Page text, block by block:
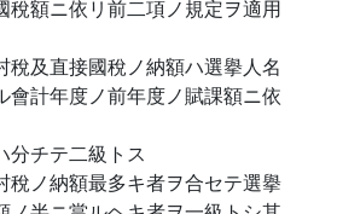
稅額ニ依リ前二項ノ規定ヲ適用
稅及直接國稅ノ納額ハ選擧人名
會計年度ノ前年度ノ賦課額ニ依
分チテ二級トス
稅ノ納額最多キ者ヲ合セテ選擧